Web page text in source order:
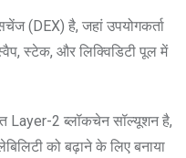
(DEX) है, जहां उपयोगकर्ता
स्टेक, और लिक्विडिटी पूल में
Layer-2 ब्लॉकचेन सॉल्यूशन है,
को बढ़ाने के लिए बनाया